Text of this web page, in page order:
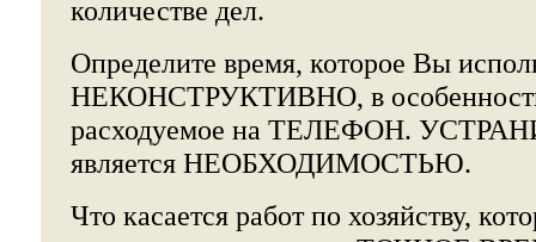
количестве дел.
Определите время, которое Вы
НЕКОНСТРУКТИВНО, в
расходуемое на ТЕЛЕФОН.
является НЕОБХОДИМОСТЬЮ.
Что касается работ по хозяйству,